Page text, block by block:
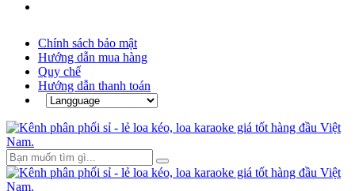
Chính sách bảo mật
Hướng dẫn mua hàng
Quy chế
Hướng dẫn thanh toán